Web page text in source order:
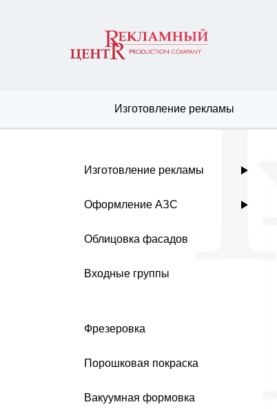
Изготовление рекламы
Изготовление рекламы
Оформление АЗС
Облицовка фасадов
Входные группы
Фрезеровка
Порошковая покраска
Вакуумная формовка